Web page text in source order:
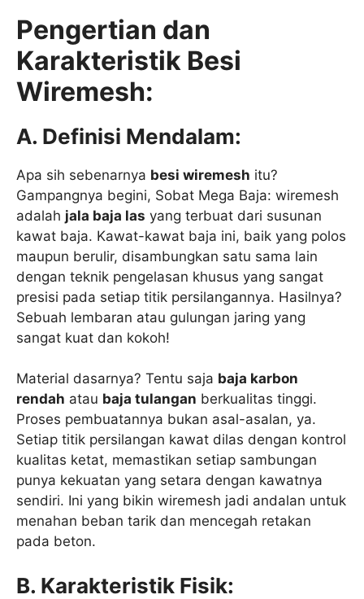
Pengertian dan
Karakteristik Besi
Wiremesh:
A. Definisi Mendalam:
Apa sih sebenarnya besi wiremesh itu?
Gampangnya begini, Sobat Mega Baja: wiremesh
adalah jala baja las yang terbuat dari susunan
kawat baja. Kawat-kawat baja ini, baik yang polos
maupun berulir, disambungkan satu sama lain
dengan teknik pengelasan khusus yang sangat
presisi pada setiap titik persilangannya. Hasilnya?
Sebuah lembaran atau gulungan jaring yang
sangat kuat dan kokoh!
Material dasarnya? Tentu saja baja karbon
rendah atau baja tulangan berkualitas tinggi.
Proses pembuatannya bukan asal-asalan, ya.
Setiap titik persilangan kawat dilas dengan kontrol
kualitas ketat, memastikan setiap sambungan
punya kekuatan yang setara dengan kawatnya
sendiri. Ini yang bikin wiremesh jadi andalan untuk
menahan beban tarik dan mencegah retakan
pada beton.
B. Karakteristik Fisik: